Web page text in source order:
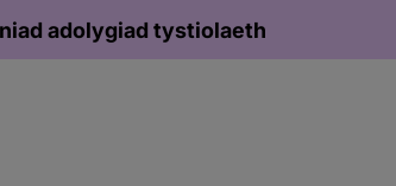
adolygiad tystiolaeth